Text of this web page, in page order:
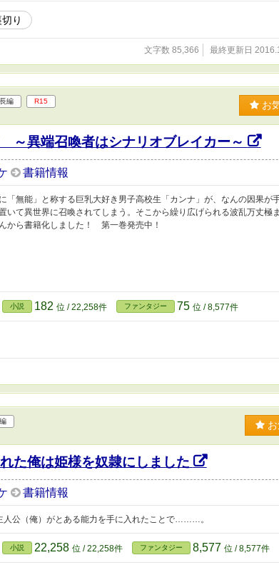
り
文字数 85,366 最終更新日
長編 R15 お
～異端召喚者はシナリオブレイカー～
書籍情報
「無能」と称する巨乳大好き男子高校生「カンナ」が、なんの因果が
いて異世界に召喚されてしまう。そこから繰り広げられる波乱万丈極
から書籍化しました！ 第一巻発売中！
小説 182 位 / 22,258件 ファンタジー 75 位 / 8,577件
た俺は姫様を奴隷にしました
書籍情報
人公（俺）がとある能力を手に入れたことで………。
小説 22,258 位 / 22,258件 ファンタジー 8,577 位 / 8,577件